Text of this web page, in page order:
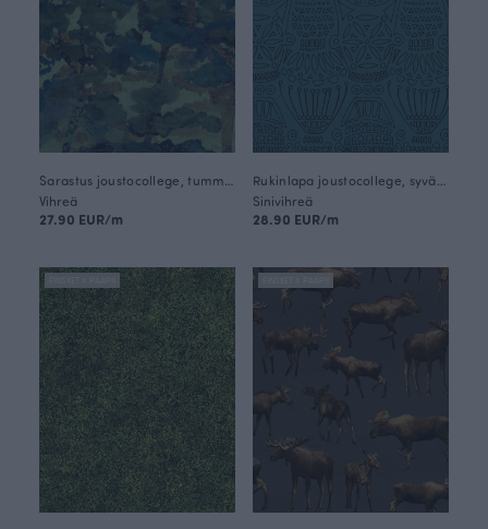
Vihreä
27.90 EUR/m
Sinivihreä
28.90 EUR/m